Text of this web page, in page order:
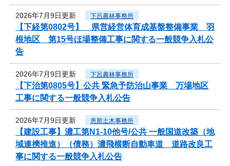
2026年7月9日更新 下呂農林事務所
【下経第0802号】 県営経営体育成基盤整備事業 羽
根地区 第15号ほ場整備工事に関する一般競争入札公
告
2026年7月9日更新 下呂農林事務所
【下治第0805号】公共 緊急予防治山事業 万場地区
工事に関する一般競争入札公告
2026年7月9日更新 恵那土木事務所
【建設工事】濃工第N1-10他号/公共 一般国道改築（地
域連携推進）（債務）濃飛横断自動車道 道路改良工
事に関する一般競争入札公告